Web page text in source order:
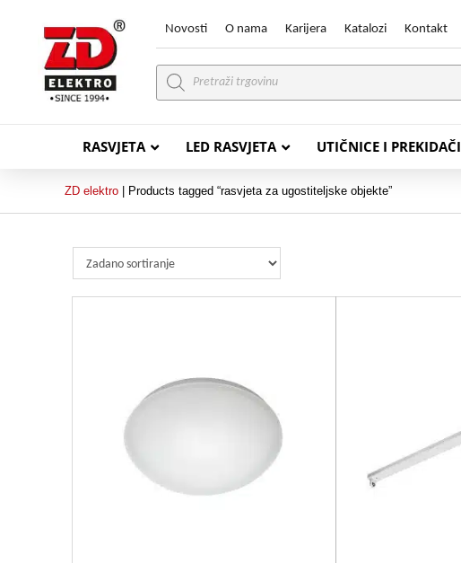
Novosti O nama Karijera Katalozi Kontakt
Products
search
RASVJETA LED RASVJETA UTIČNICE I PREKIDAČI
PVC VODIČI
ZD elektro Products tagged “rasvjeta za ugostiteljske objekte”